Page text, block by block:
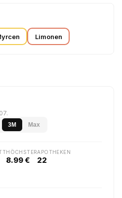
Limonen
3M Max
HÖCHSTER
8.99 €
APOTHEKEN
22